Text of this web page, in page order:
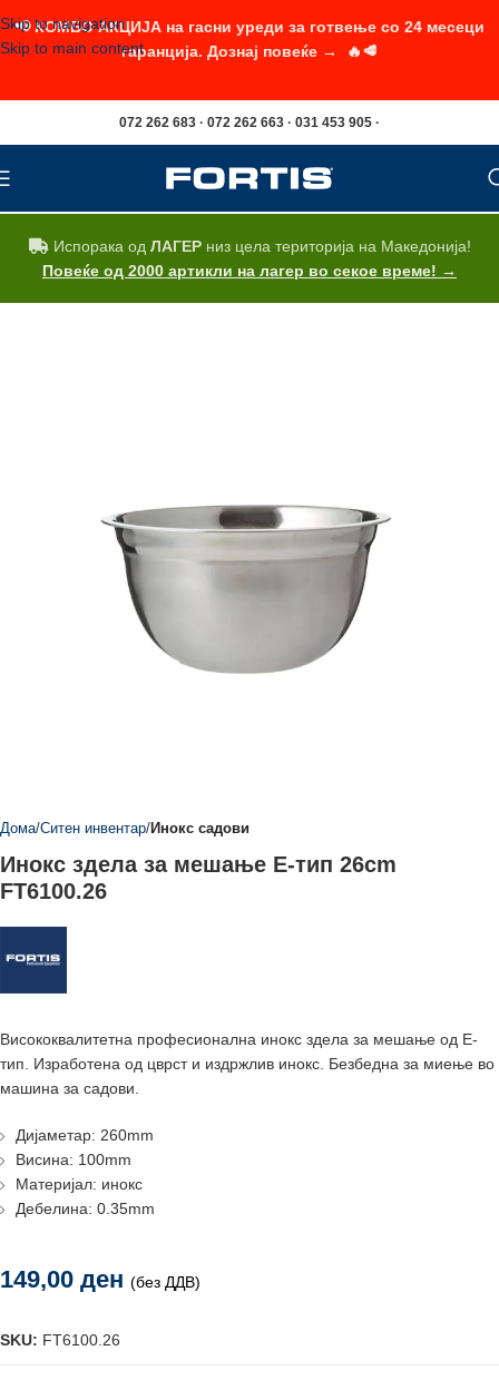
Skip to navigation
Skip to main content
072 262 683 · 072 262 663 · 031 453 905 ·
Испорака од ЛАГЕРниз цела територија на Македонија!
Повеќе од 2000 артикли на лагер во секое време! →
Дома Ситен инвентар Инокс садови
Инокс здела за мешање Е-тип 26cm
FT6100.26
Висококвалитетна професионалнa инокс здела за мешање од Е-
тип. Изработена од цврст и издржлив инокс. Безбедна за миење во
машина за садови.
Дијаметар: 260mm
Висина: 100mm
Материјал: инокс
Дебелина: 0.35mm
149,00 ден (без ДДВ)
SKU: FT6100.26
📢 КОМБО АКЦИЈА на гасни уреди за готвење со 24 месеци
гаранција. Дознај повеќе → 🔥🥩